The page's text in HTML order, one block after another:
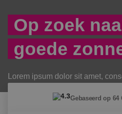
Op zoek
goede
Lorem ipsum dolor sit amet,
4.3Gebaseerd op 64